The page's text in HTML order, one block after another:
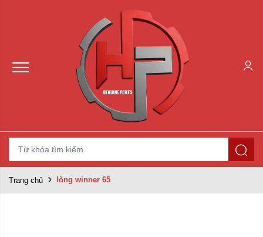
Trang chủ lòng winner 65